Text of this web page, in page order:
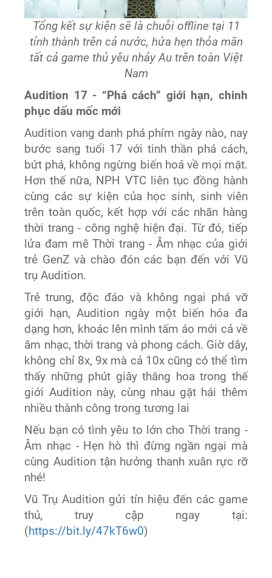
Tổng kết sự kiện sẽ là chuỗi offline tại 11
tỉnh thành trên cả nước, hứa hẹn thỏa mãn
tất cả game thủ yêu nhảy Au trên toàn Việt
Nam
Audition 17 - “Phá cách” giới hạn, chinh
phục dấu mốc mới
Audition vang danh phá phím ngày nào, nay
bước sang tuổi 17 với tinh thần phá cách,
bứt phá, không ngừng biến hoá về mọi mặt.
Hơn thế nữa, NPH VTC liên tục đồng hành
cùng các sự kiện của học sinh, sinh viên
trên toàn quốc, kết hợp với các nhãn hàng
thời trang - công nghệ hiện đại. Từ đó, tiếp
lửa đam mê Thời trang - Âm nhạc của giới
trẻ GenZ và chào đón các bạn đến với Vũ
trụ Audition.
Trẻ trung, độc đáo và không ngại phá vỡ
giới hạn, Audition ngày một biến hóa đa
dạng hơn, khoác lên mình tấm áo mới cả về
âm nhạc, thời trang và phong cách. Giờ dây,
không chỉ 8x, 9x mà cả 10x cũng có thể tìm
thấy những phút giây thăng hoa trong thế
giới Audition này, cùng nhau gặt hái thêm
nhiều thành công trong tương lai
Nếu bạn có tình yêu to lớn cho Thời trang -
Âm nhạc - Hẹn hò thì đừng ngần ngại mà
cùng Audition tận hưởng thanh xuân rực rỡ
nhé!
Vũ Trụ Audition gửi tín hiệu đến các game
thủ, truy cập ngay tại:
(https://bit.ly/47kT6w0)